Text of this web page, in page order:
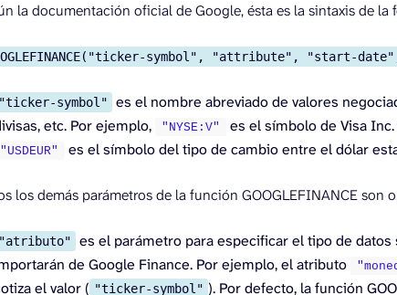
la documentación oficial de Google, ésta es la sintaxis de la
symbol", "attribute", "start-
"ticker-symbol"
es el nombre abreviado de valores
etc. Por ejemplo,
"NYSE:V" es el símbolo de Visa
"USDEUR" es el símbolo del tipo de cambio entre el dólar
los demás parámetros de la función GOOGLEFINANCE son
"atributo" es el parámetro para especificar el tipo de datos
de Google Finance. Por ejemplo, el atributo
el valor ( "ticker-symbol" ). Por defecto, la función